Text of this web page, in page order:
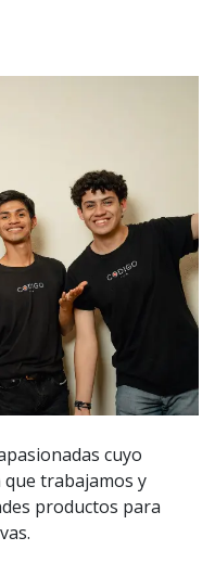
cuyo
trabajamos y
productos para